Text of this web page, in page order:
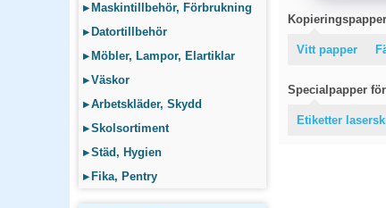
▸ Maskintillbehör, Förbrukning
▸ Datortillbehör
▸ Möbler, Lampor, Elartiklar
▸Väskor
▸Arbetskläder, Skydd
▸Skolsortiment
▸Städ, Hygien
▸ Fika, Pentry
Kopieringspapper
Vitt papper
Specialpapper
Etiketter